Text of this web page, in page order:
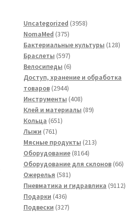
Uncategorized 39583958
NomaMed 375375
товаров
Бактериальные культуры 128128
Браслеты 597597
товаров
Велосипеды 66
товаров
Доступ, хранение и обработка
товаров 29442944
товара
Инструменты 408408
товаров
Клей и материалы 8989
Кольца 651651
Лыжи 761761
товар
Мясные продукты 213213
Оборудование 81648164
товара
Оборудование для склонов 6666
Ожерелья 581581
товар
Пневматика и гидравлика 91129112
Подарки 436436
товаров
Подвески 327327